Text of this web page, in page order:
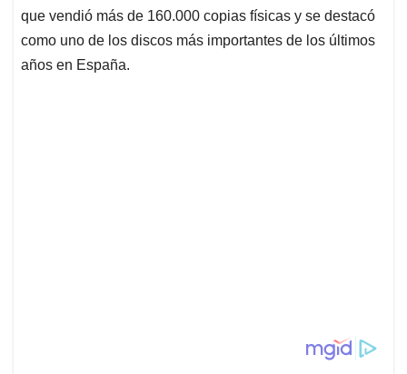
que vendió más de 160.000 copias físicas y se destacó
como uno de los discos más importantes de los últimos
años en España.